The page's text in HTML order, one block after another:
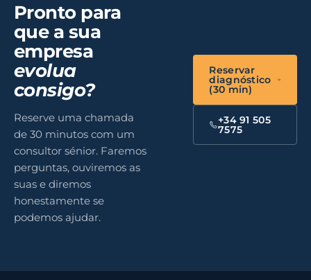
Pronto para
que a sua
empresa
evolua
consigo?
Reserve uma chamada
de 30 minutos com um
consultor sénior. Faremos
perguntas, ouviremos as
suas e diremos
honestamente se
podemos ajudar.
Reservar
diagnóstico
(30 min)
+34 91 505
7575